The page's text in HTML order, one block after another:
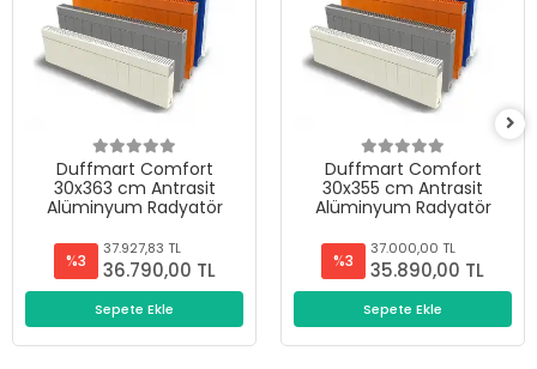
Duffmart Comfort
30x363 cm Antrasit
Alüminyum Radyatör
%3
37.927,83 TL
36.790,00 TL
Sepete Ekle
Duffmart Comfort
30x355 cm Antrasit
Alüminyum Radyatör
%3
37.000,00 TL
35.890,00 TL
Sepete Ekle